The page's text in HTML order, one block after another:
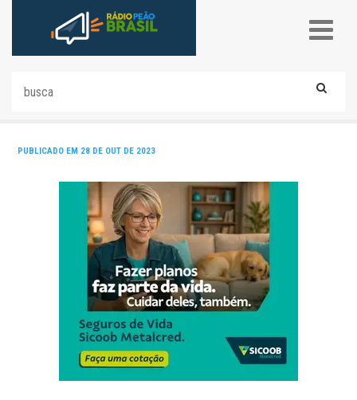
PUBLICADO EM 28 DE OUT DE 2023